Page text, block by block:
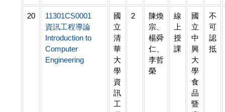
20
11301CS0001
資訊工程導論
Introduction to
Computer
Engineering
國
立
清
華
大
學
資
訊
工
2
陳煥
宗、
楊舜
仁、
李哲
榮
線
上
授
課
國
立
中
興
大
學
食
品
暨
不
可
認
抵